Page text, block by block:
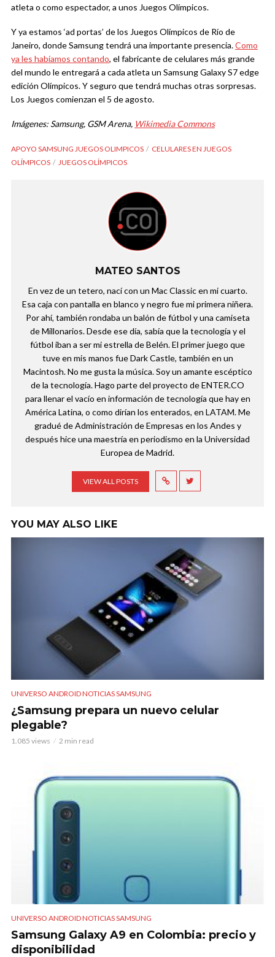
atleta o como espectador, a unos Juegos Olímpicos.
Y ya estamos ‘ad portas’ de los Juegos Olímpicos de Río de
Janeiro, donde Samsung tendrá una importante presencia.Como
ya les habíamos contando, el fabricante de celulares más grande
del mundo le entregará a cada atleta un Samsung Galaxy S7 edge
edición Olímpicos. Y seguro que tendrá muchas otras sorpresas.
Los Juegos comienzan el 5 de agosto.
Imágenes: Samsung, GSM Arena, Wikimedia Commons
APOYO SAMSUNG JUEGOS OLIMPICOS
CELULARES EN JUEGOS
OLÍMPICOS
JUEGOS OLÍMPICOS
MATEO SANTOS
En vez de un tetero, nací con un Mac Classic en mi cuarto.
Esa caja con pantalla en blanco y negro fue mi primera niñera.
Por ahí, también rondaba un balón de fútbol y una camiseta
de Millonarios. Desde ese día, sabía que la tecnología y el
fútbol iban a ser mi estrella de Belén. El primer juego que
tuve en mis manos fue Dark Castle, también en un
Macintosh. No me gusta la música. Soy un amante escéptico
de la tecnología. Hago parte del proyecto de ENTER.CO
para llenar el vacío en información de tecnología que hay en
América Latina, o como dirían los enterados, en LATAM. Me
gradué de Administración de Empresas en los Andes y
después hice una maestría en periodismo en la Universidad
Europea de Madrid.
VIEW ALL POSTS
YOU MAY ALSO LIKE
UNIVERSO ANDROID NOTICIAS SAMSUNG
¿Samsung prepara un nuevo celular
plegable?
1.085 views 2 min read
UNIVERSO ANDROID NOTICIAS SAMSUNG
Samsung Galaxy A9 en Colombia: precio y
disponibilidad